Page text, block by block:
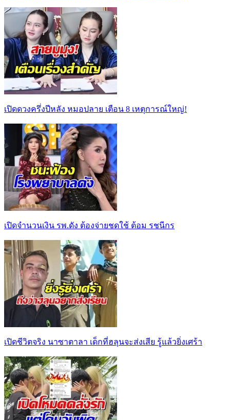
เปิดดวงครึ่งปีหลัง หมอปลาย เตือน 8 เหตุการณ์ใหญ่!
เปิดจำนวนเงิน รพ.ดัง ต้องจ่ายชดใช้ ต้อม รชนีกร
เปิดชีวิตจริง นาซาตาลา เด็กที่ฮลุนจะส่งเสีย รู้แล้วยิ่งเศร้า